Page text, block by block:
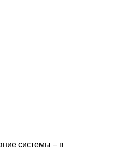
системы – в